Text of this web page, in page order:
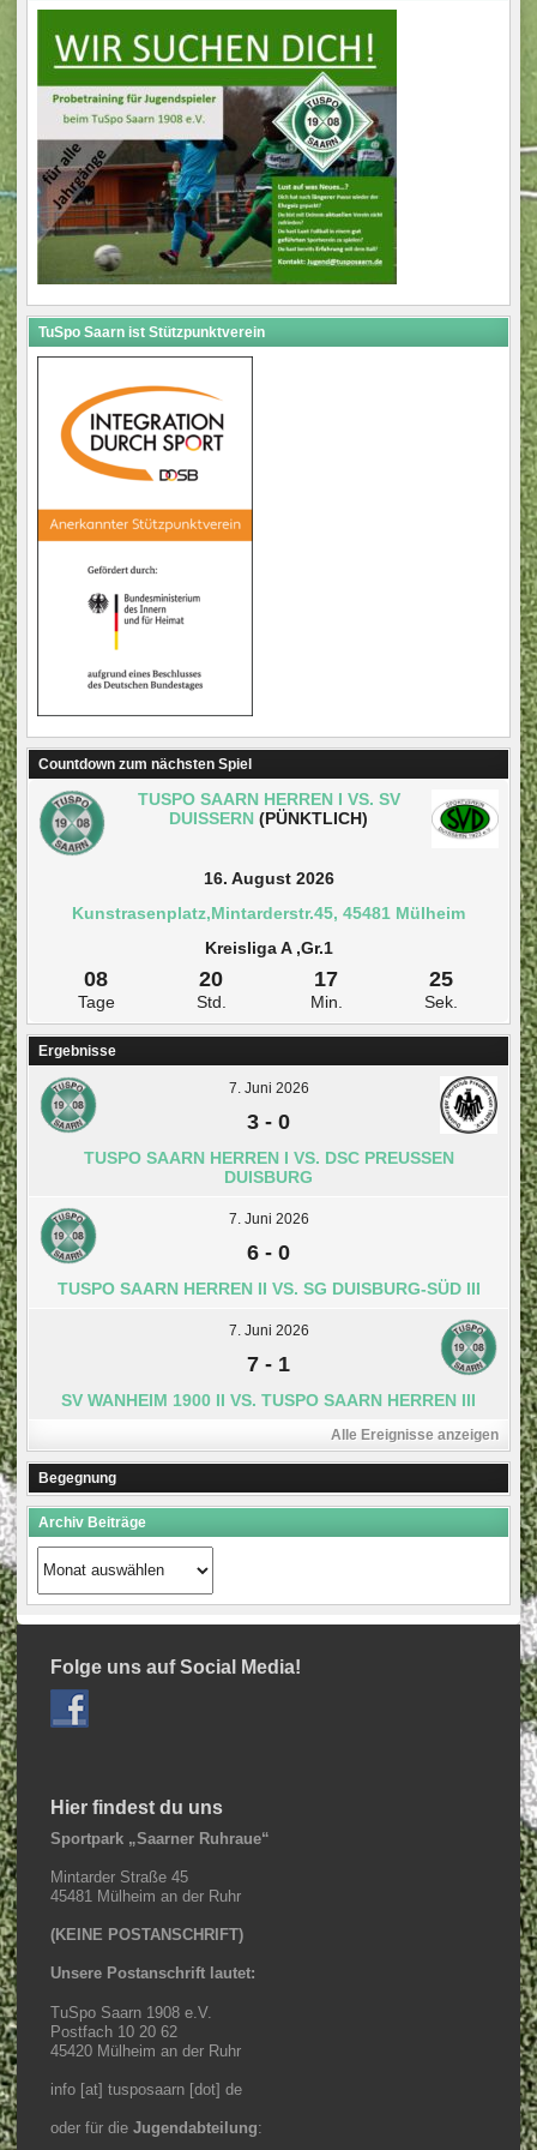
TuSpo Saarn ist Stützpunktverein
Countdown zum nächsten Spiel
TUSPO SAARN HERREN I VS. SV
DUISSERN (PÜNKTLICH)
16. August 2026
Kunstrasenplatz,Mintarderstr.45, 45481 Mülheim
Kreisliga A ,Gr.1
08
Tage
20
Std.
17
Min.
25
Sek.
Ergebnisse
7. Juni 2026
3 - 0
TUSPO SAARN HERREN I VS. DSC PREUSSEN D
UISBURG
7. Juni 2026
6 - 0
TUSPO SAARN HERREN II VS. SG DUISBURG-SÜD III
7. Juni 2026
7 - 1
SV WANHEIM 1900 II VS. TUSPO SAARN HERREN III
Alle Ereignisse anzeigen
Begegnung
Archiv Beiträge
Archiv
Beiträge
Folge uns auf Social Media!
Hier findest du uns
Sportpark „Saarner Ruhraue“
Mintarder Straße 45
45481 Mülheim an der Ruhr
(KEINE POSTANSCHRIFT)
Unsere Postanschrift lautet:
TuSpo Saarn 1908 e.V.
Postfach 10 20 62
45420 Mülheim an der Ruhr
info [at] tusposaarn [dot] de
oder für die Jugendabteilung: